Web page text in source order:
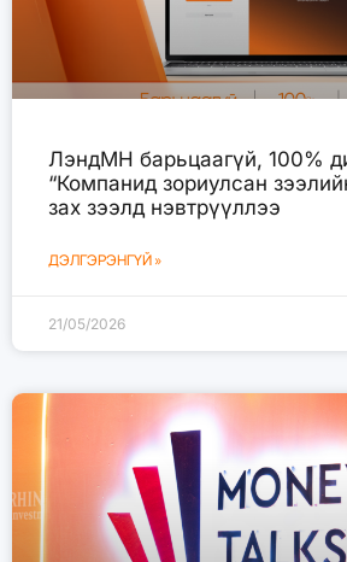
ЛэндМН барьцаагүй, 100%
“Компанид зориулсан
зах зээлд нэвтрүүллээ
ДЭЛГЭРЭНГҮЙ »
21/05/2026